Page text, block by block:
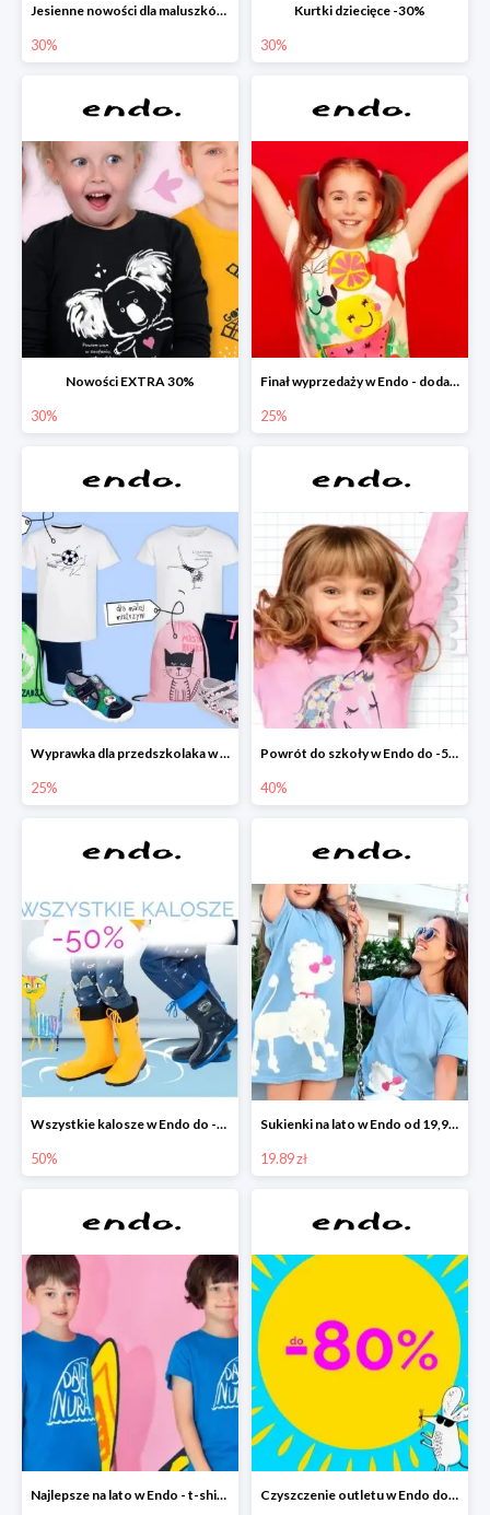
Jesienne nowości dla maluszków -30%
30%
Kurtki dziecięce -30%
30%
Nowości EXTRA 30%
30%
Finał wyprzedaży w Endo - dodatkowe 25% rabatu w Endo
25%
Wyprawka dla przedszkolaka w Endo do -25%
25%
Powrót do szkoły w Endo do -50%
40%
Wszystkie kalosze w Endo do -50%
50%
Sukienki na lato w Endo od 19,90 zł
19.89 zł
Najlepsze na lato w Endo - t-shirty od 9,90 zł i krótkie spodenki od 19,90 zł Czyszczenie outletu w Endo do -80%